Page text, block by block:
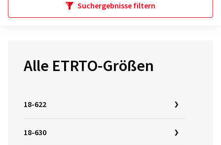
Suchergebnisse filtern
Alle ETRTO-Größen
18-622
18-630